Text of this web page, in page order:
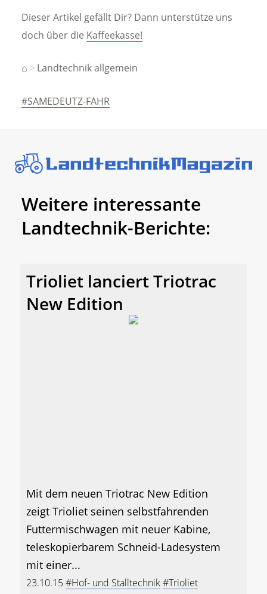
Dieser Artikel gefällt Dir? Dann unterstütze uns
doch über die Kaffeekasse!
⌂ Landtechnik allgemein
#SAMEDEUTZ-FAHR
Weitere interessante
Landtechnik-Berichte:
Trioliet lanciert Triotrac
New Edition
Mit dem neuen Triotrac New Edition
zeigt Trioliet seinen selbstfahrenden
Futtermischwagen mit neuer Kabine,
teleskopierbarem Schneid-Ladesystem
mit einer...
23.10.15#Hof- und Stalltechnik#Trioliet